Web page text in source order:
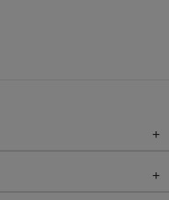
+
+